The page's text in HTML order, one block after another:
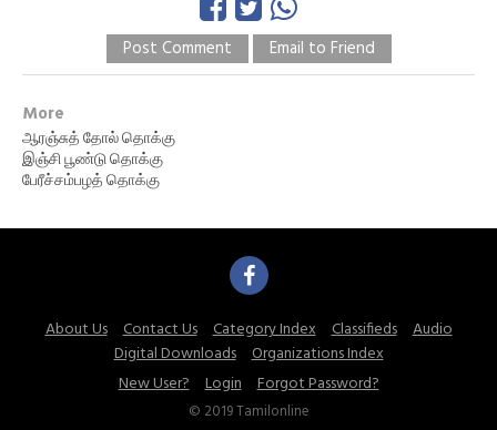
Post Comment Email to Friend
More
ஆரஞ்சுத் தோல் தொக்கு
இஞ்சி பூண்டு தொக்கு
பேரீச்சம்பழத் தொக்கு
About Us Contact Us Category Index Classifieds
Audio
Digital Downloads
Organizations Index
New User?
Login Forgot Password?
© 2019 Tamilonline